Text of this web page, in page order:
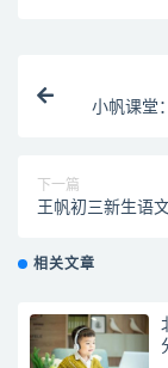
小帆课堂
下一篇
王帆初三新生语
相关文章